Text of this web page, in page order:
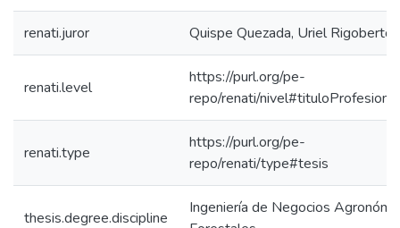
renati.juror Quispe Quezada, Uriel Rigoberto
renati.level
https://purl.org/pe-
repo/renati/nivel#tituloProfesional
renati.type
https://purl.org/pe-
repo/renati/type#tesis
thesis.degree.discipline
Ingeniería de Negocios